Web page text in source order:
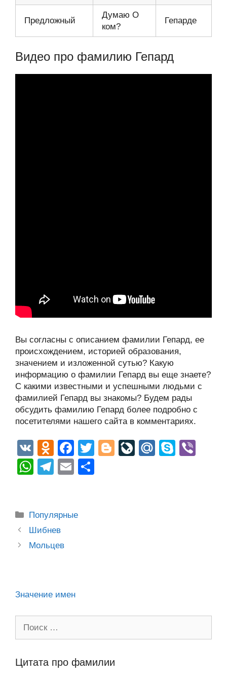
Предложный
Думаю О
ком?
Гепарде
Видео про фамилию Гепард
Вы согласны с описанием фамилии Гепард, ее
происхождением, историей образования,
значением и изложенной сутью? Какую
информацию о фамилии Гепард вы еще знаете?
С какими известными и успешными людьми с
фамилией Гепард вы знакомы? Будем рады
обсудить фамилию Гепард более подробно с
посетителями нашего сайта в комментариях.
V
K
O
d
n
kl
a
ss
F
a
c
b
T
Bl
Li
M
S
W
s
A
p
T
gr
a
m
E
Рубрики
Популярные
Post
navigation
Шибнев
Мольцев
Значение имен
Цитата про фамилии